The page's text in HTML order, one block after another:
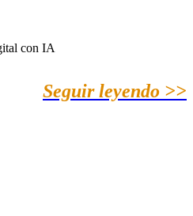
con IA
Seguir leyendo >>